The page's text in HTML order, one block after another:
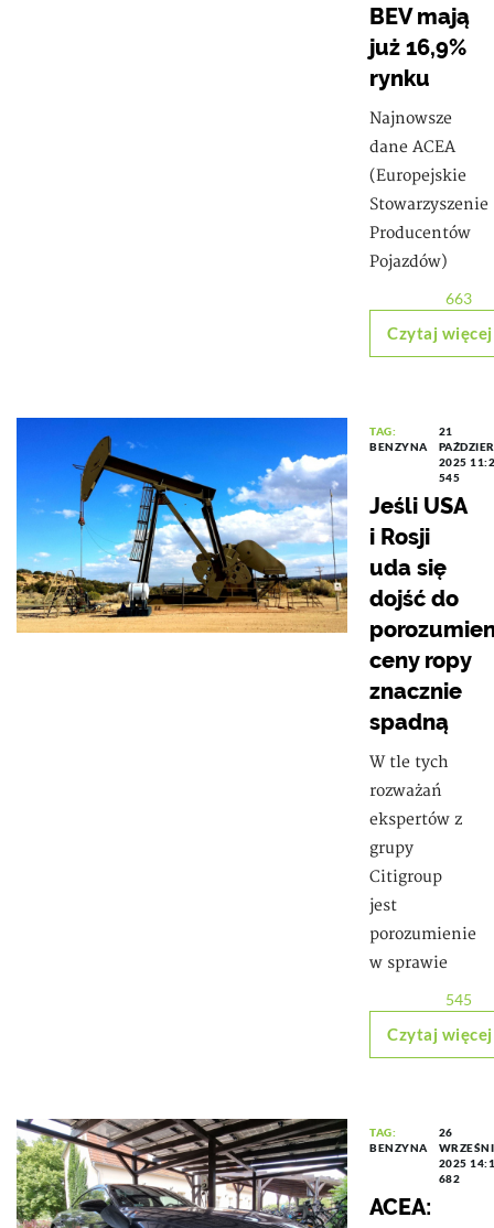
BEV mają
już 16,9%
rynku
Najnowsze
dane ACEA
(Europejskie
Stowarzyszenie
Producentów
Pojazdów)
663
Czytaj więcej
TAG:
BENZYNA
21
2025
545
Jeśli USA
i Rosji
uda się
dojść do
ceny ropy
znacznie
spadną
W tle tych
rozważań
ekspertów z
grupy
Citigroup
jest
porozumienie
w sprawie
545
Czytaj więcej
TAG:
BENZYNA
26
2025
682
ACEA: